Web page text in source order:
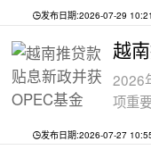
发布日期:2026-07-29
2026
项重
发布日期:2026-07-27